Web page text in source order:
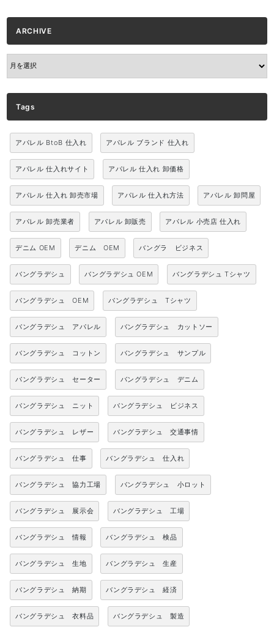
ARCHIVE
ARCHIVE
Tags
アパレル BtoB 仕入れ アパレル ブランド 仕入れ
アパレル 仕入れサイト アパレル 仕入れ 卸価格
アパレル 仕入れ 卸売市場 アパレル 仕入れ方法 アパレル 卸問屋
アパレル 卸売業者 アパレル 卸販売 アパレル 小売店 仕入れ
デニム OEM デニム OEM バングラ ビジネス
バングラデシュ バングラデシュ OEM バングラデシュ Tシャツ
バングラデシュ OEM バングラデシュ Tシャツ
バングラデシュ アパレル バングラデシュ カットソー
バングラデシュ コットン バングラデシュ サンプル
バングラデシュ セーター バングラデシュ デニム
バングラデシュ ニット バングラデシュ ビジネス
バングラデシュ レザー バングラデシュ 交通事情
バングラデシュ 仕事 バングラデシュ 仕入れ
バングラデシュ 協力工場 バングラデシュ 小ロット
バングラデシュ 展示会 バングラデシュ 工場
バングラデシュ 情報 バングラデシュ 検品
バングラデシュ 生地 バングラデシュ 生産
バングラデシュ 納期 バングラデシュ 経済
バングラデシュ 衣料品 バングラデシュ 製造